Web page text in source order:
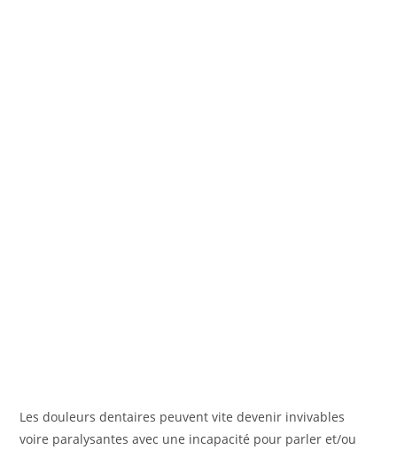
Les douleurs dentaires peuvent vite devenir invivables
voire paralysantes avec une incapacité pour parler et/ou